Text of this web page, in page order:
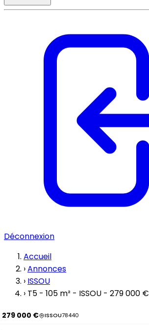
Déconnexion
Accueil
›Annonces
› ISSOU
› T5 - 105 m² - ISSOU - 279 000 €
279 000 € ISSOU78440